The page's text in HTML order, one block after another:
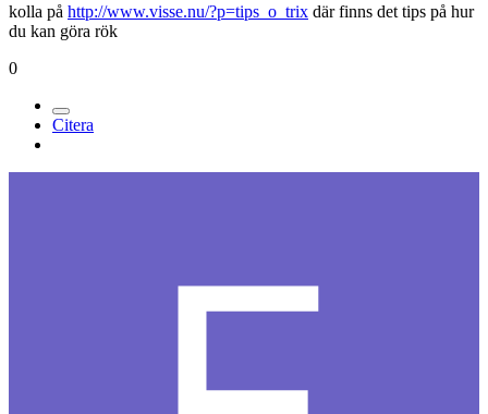
kolla på http://www.visse.nu/?p=tips_o_trix där finns det tips på hur
du kan göra rök
0
Citera